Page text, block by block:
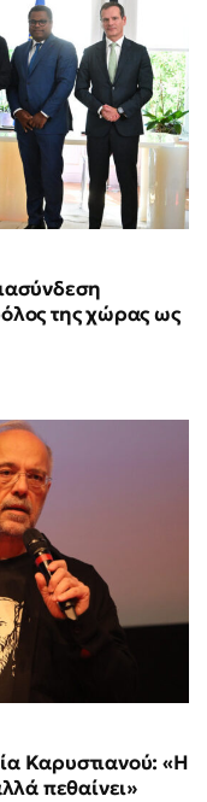
της χώρας ως
Καρυστιανού: «Η
πεθαίνει»